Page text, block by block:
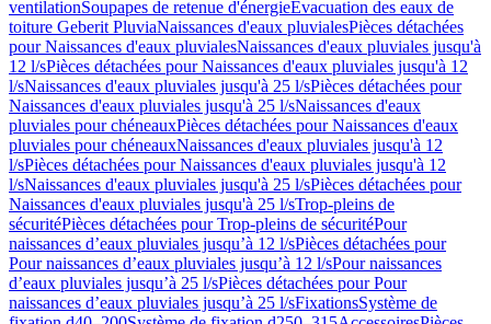
ventilationSoupapes de retenue d'énergieÉvacuation des eaux de
toiture Geberit PluviaNaissances d'eaux pluvialesPièces détachées
pour Naissances d'eaux pluvialesNaissances d'eaux pluviales jusqu'à
12 l/sPièces détachées pour Naissances d'eaux pluviales jusqu'à 12
l/sNaissances d'eaux pluviales jusqu'à 25 l/sPièces détachées pour
Naissances d'eaux pluviales jusqu'à 25 l/sNaissances d'eaux
pluviales pour chéneauxPièces détachées pour Naissances d'eaux
pluviales pour chéneauxNaissances d'eaux pluviales jusqu'à 12
l/sPièces détachées pour Naissances d'eaux pluviales jusqu'à 12
l/sNaissances d'eaux pluviales jusqu'à 25 l/sPièces détachées pour
Naissances d'eaux pluviales jusqu'à 25 l/sTrop-pleins de
sécuritéPièces détachées pour Trop-pleins de sécuritéPour
naissances d’eaux pluviales jusqu’à 12 l/sPièces détachées pour
Pour naissances d’eaux pluviales jusqu’à 12 l/sPour naissances
d’eaux pluviales jusqu’à 25 l/sPièces détachées pour Pour
naissances d’eaux pluviales jusqu’à 25 l/sFixationsSystème de